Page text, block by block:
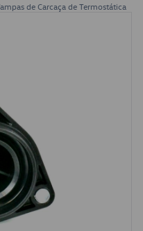
de Carcaça de Termostática